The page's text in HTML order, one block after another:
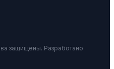
защищены. Разработано